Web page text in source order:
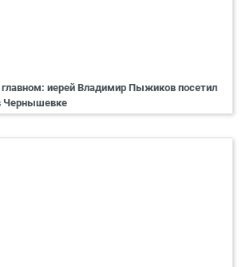
иерей Владимир Пыжиков посетил
Чернышевке